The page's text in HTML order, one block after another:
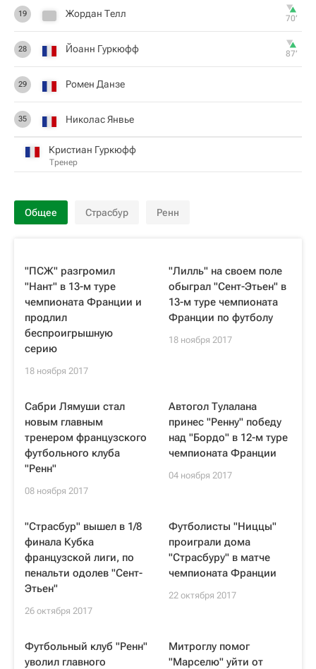
19 Жордан Телл 70‎’‎
28 Йоанн Гуркюфф 87‎’‎
29 Ромен Данзе
35 Николас Янвье
Кристиан Гуркюфф
Тренер
Общее Страсбур Ренн
"ПСЖ" разгромил
"Нант" в 13-м туре
чемпионата Франции и
продлил
беспроигрышную
серию
18 ноября 2017
"Лилль" на своем поле
обыграл "Сент-Этьен" в
13-м туре чемпионата
Франции по футболу
18 ноября 2017
Сабри Лямуши стал
новым главным
тренером французского
футбольного клуба
"Ренн"
08 ноября 2017
Автогол Тулалана
принес "Ренну" победу
над "Бордо" в 12-м туре
чемпионата Франции
04 ноября 2017
"Страсбур" вышел в 1/8
финала Кубка
французской лиги, по
пенальти одолев "Сент-
Этьен"
26 октября 2017
Футболисты "Ниццы"
проиграли дома
"Страсбуру" в матче
чемпионата Франции
22 октября 2017
Футбольный клуб "Ренн"
уволил главного
Митроглу помог
"Марселю" уйти от